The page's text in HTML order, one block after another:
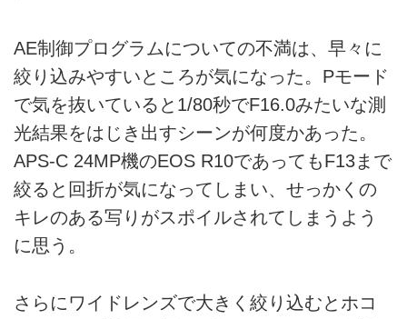
AE制御プログラムについての不満は、早々に
絞り込みやすいところが気になった。Pモード
で気を抜いていると1/80秒でF16.0みたいな測
光結果をはじき出すシーンが何度かあった。
APS-C 24MP機のEOS R10であってもF13まで
絞ると回折が気になってしまい、せっかくの
キレのある写りがスポイルされてしまうよう
に思う。
さらにワイドレンズで大きく絞り込むとホコ